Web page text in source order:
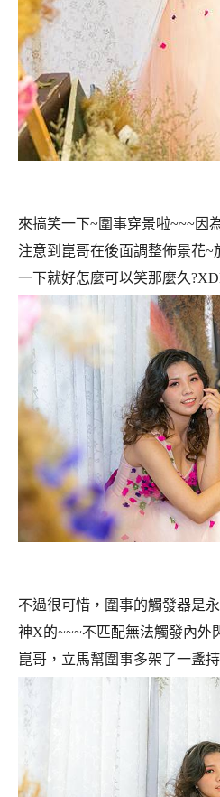
來搞笑一下~圍事穿景啦~~~因
注意到崑哥在後面調整佈景花
一下就好怎麼可以笑那麼久
不過很可惜，圍事的觸發器是
神X的~~~不匹配無法觸發內外
崑哥，立馬幫圍事多架了一盞